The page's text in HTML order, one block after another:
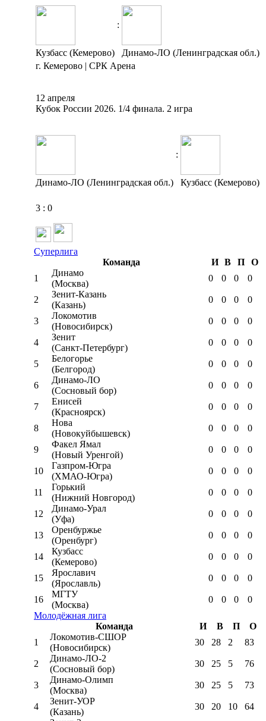
:
Кузбасс (Кемерово)
Динамо-ЛО (Ленинградская обл.)
г. Кемерово | СРК Арена
12 апреля
Кубок России 2026. 1/4 финала. 2 игра
:
Динамо-ЛО (Ленинградская обл.) Кузбасс (Кемерово)
3 : 0
Суперлига
Команда
И В П
О
1
Динамо
(Москва)
0 0 0 0
2
Зенит-Казань
(Казань)
0 0 0 0
3
Локомотив
(Новосибирск)
0 0 0 0
4
Зенит
(Санкт-Петербург)
0 0 0 0
5
Белогорье
(Белгород)
0 0 0 0
6
Динамо-ЛО
(Сосновый бор)
0 0 0 0
7
Енисей
(Красноярск)
0 0 0 0
8
Нова
(Новокуйбышевск)
0 0 0 0
9
Факел Ямал
(Новый Уренгой)
0 0 0 0
10
Газпром-Югра
(ХМАО-Югра)
0 0 0 0
11
Горький
(Нижний Новгород)
0 0 0 0
12
Динамо-Урал
(Уфа)
0 0 0 0
13
Оренбуржье
(Оренбург)
0 0 0 0
14
Кузбасс
(Кемерово)
0 0 0 0
15
Ярославич
(Ярославль)
0 0 0 0
16
МГТУ
(Москва)
0 0 0
0
Молодёжная лига
Команда
И В П
О
1
Локомотив-CШОР
(Новосибирск)
30 28 2 83
2
Динамо-ЛО-2
(Сосновый бор)
30 25 5 76
3
Динамо-Олимп
(Москва)
30 25 5 73
4
Зенит-УОР
(Казань)
30 20 10 64